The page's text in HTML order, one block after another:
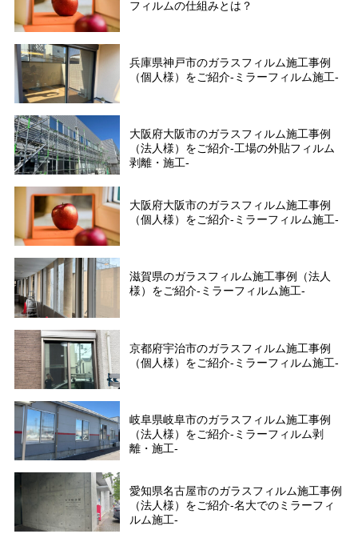
フィルムの仕組みとは？
兵庫県神戸市のガラスフィルム施工事例
（個人様）をご紹介-ミラーフィルム施工-
大阪府大阪市のガラスフィルム施工事例
（法人様）をご紹介-工場の外貼フィルム
剥離・施工-
大阪府大阪市のガラスフィルム施工事例
（個人様）をご紹介-ミラーフィルム施工-
滋賀県のガラスフィルム施工事例（法人
様）をご紹介-ミラーフィルム施工-
京都府宇治市のガラスフィルム施工事例
（個人様）をご紹介-ミラーフィルム施工-
岐阜県岐阜市のガラスフィルム施工事例
（法人様）をご紹介-ミラーフィルム剥
離・施工-
愛知県名古屋市のガラスフィルム施工事例
（法人様）をご紹介-名大でのミラーフィ
ルム施工-